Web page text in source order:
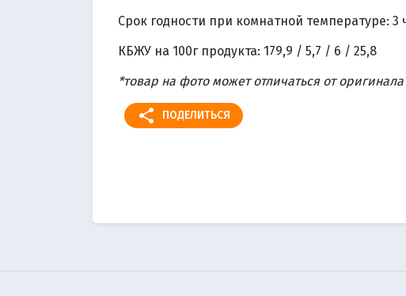
Срок годности при комнатной температуре: 3
КБЖУ на 100г продукта: 179,9 / 5,7 / 6 / 25,8
*товар на фото может отличаться от оригинала
share ПОДЕЛИТЬСЯ